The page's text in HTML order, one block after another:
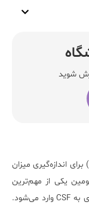
) برای اندازه‌گیری میزان
یکی از مهم‌ترین
پروتئین‌های خون است که از طریق سد خونی-مغزی به CSF وارد می‌شود.
شوید